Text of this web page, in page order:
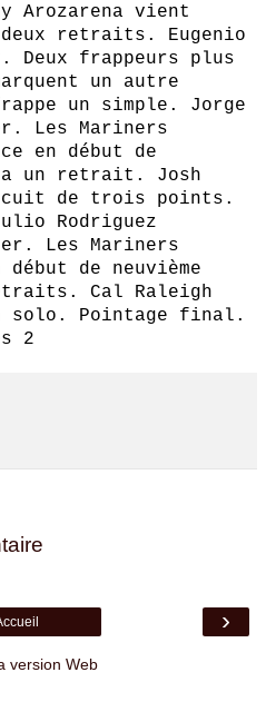
Arozarena vient
retraits. Eugenio
Deux frappeurs plus
un autre
un simple. Jorge
Les Mariners
en début de
a un retrait. Josh
de trois points.
Rodriguez
Les Mariners
de neuvième
Cal Raleigh
solo. Pointage final.
2
›
version Web